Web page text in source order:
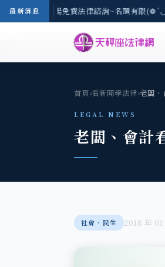
最新消息
-8/3(一) 現場免費法律諮詢~名額有限
首頁›看新聞學法律›老闆、
LEGAL NEWS
老闆、會計
社會‧民生 2018 年 01